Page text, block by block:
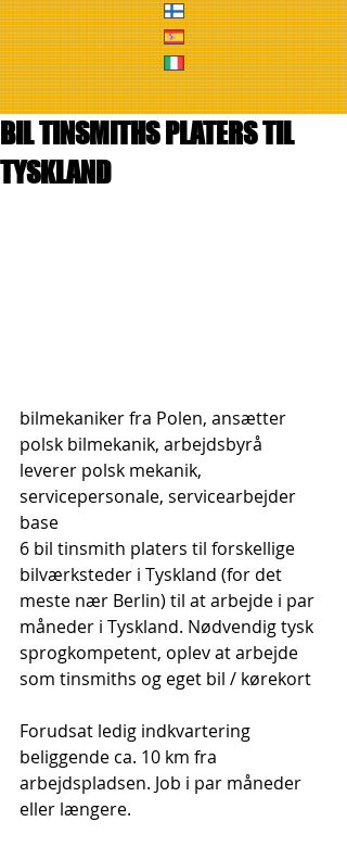
BIL TINSMITHS PLATERS TIL
TYSKLAND
bilmekaniker fra Polen, ansætter
polsk bilmekanik, arbejdsbyrå
leverer polsk mekanik,
servicepersonale, servicearbejder
base
6 bil tinsmith platers til forskellige
bilværksteder i Tyskland (for det
meste nær Berlin) til at arbejde i par
måneder i Tyskland. Nødvendig tysk
sprogkompetent, oplev at arbejde
som tinsmiths og eget bil / kørekort
Forudsat ledig indkvartering
beliggende ca. 10 km fra
arbejdspladsen. Job i par måneder
eller længere.